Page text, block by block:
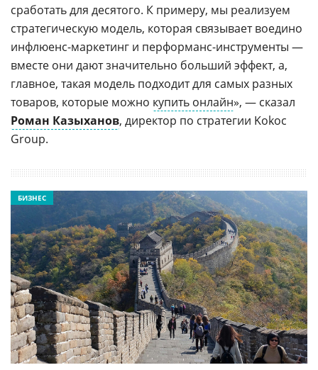
сработать для десятого. К примеру, мы реализуем
стратегическую модель, которая связывает воедино
инфлюенс-маркетинг и перформанс-инструменты —
вместе они дают значительно больший эффект, а,
главное, такая модель подходит для самых разных
товаров, которые можно купить онлайн», — сказал
Роман Казыханов, директор по стратегии Kokoc
Group.
БИЗНЕС